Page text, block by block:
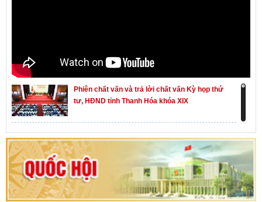
Phiên chất vấn và trả lời chất vấn Kỳ họp thứ
tư, HĐND tỉnh Thanh Hóa khóa XIX
Khai mạc kỳ họp thứ Nhất, Quốc hội khóa XVI
Hướng dẫn quy trình bỏ phiếu bầu cử ĐBQH
khoá XVI và đại biểu HĐND các cấp nhiệm kỳ